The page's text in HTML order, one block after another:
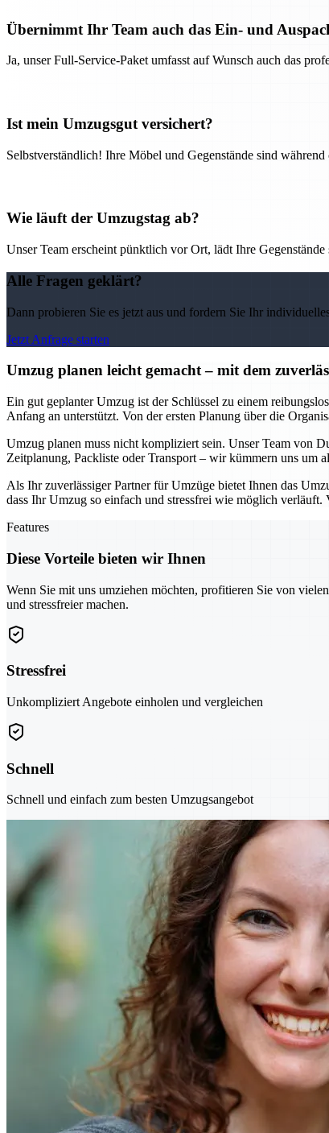
Übernimmt Ihr Team auch das Ein- und
Ja, unser Full-Service-Paket umfasst auf Wunsch auch das
Ist mein Umzugsgut versichert?
Selbstverständlich! Ihre Möbel und Gegenstände sind während
Wie läuft der Umzugstag ab?
Unser Team erscheint pünktlich vor Ort, lädt Ihre
Alle Fragen geklärt?
Dann probieren Sie es jetzt aus und fordern Sie Ihr
Jetzt Anfrage starten
Umzug planen leicht gemacht – mit dem
Ein gut geplanter Umzug ist der Schlüssel zu einem
Anfang an unterstützt. Von der ersten Planung über die
Umzug planen muss nicht kompliziert sein. Unser Team von
Zeitplanung, Packliste oder Transport – wir kümmern uns um
Als Ihr zuverlässiger Partner für Umzüge bietet Ihnen das
dass Ihr Umzug so einfach und stressfrei wie möglich
Features
Diese Vorteile bieten wir Ihnen
Wenn Sie mit uns umziehen möchten, profitieren Sie von
und stressfreier machen.
Stressfrei
Unkompliziert Angebote einholen und vergleichen
Schnell
Schnell und einfach zum besten Umzugsangebot